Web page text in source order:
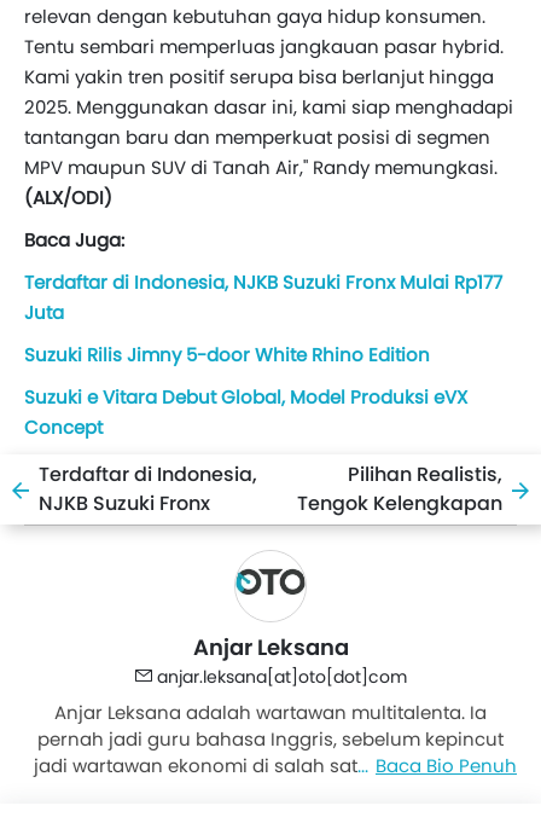
relevan dengan kebutuhan gaya hidup konsumen.
Tentu sembari memperluas jangkauan pasar hybrid.
Kami yakin tren positif serupa bisa berlanjut hingga
2025. Menggunakan dasar ini, kami siap menghadapi
tantangan baru dan memperkuat posisi di segmen
MPV maupun SUV di Tanah Air," Randy memungkasi.
(ALX/ODI)
Baca Juga:
Terdaftar di Indonesia, NJKB Suzuki Fronx Mulai Rp177
Juta
Suzuki Rilis Jimny 5-door White Rhino Edition
Suzuki e Vitara Debut Global, Model Produksi eVX
Concept
Terdaftar di Indonesia,
NJKB Suzuki Fronx
Mulai Rp177 Juta
Pilihan Realistis,
Tengok Kelengkapan
Suzuki Grand Vitara
Anjar Leksana
anjar.leksana[at]oto[dot]com
Anjar Leksana adalah wartawan multitalenta. Ia
pernah jadi guru bahasa Inggris, sebelum kepincut
jadi wartawan ekonomi di salah satu majalah. Tidak
Baca Bio Penuh